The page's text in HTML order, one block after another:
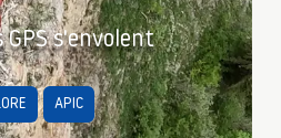
GPS s'envolent
APIC